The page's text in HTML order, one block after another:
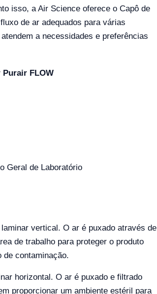
isso, a Air Science oferece o Capô de
de ar adequados para várias
a necessidades e preferências
Purair FLOW
Geral de Laboratório
vertical. O ar é puxado através de
de trabalho para proteger o produto
de contaminação.
horizontal. O ar é puxado e filtrado
proporcionar um ambiente estéril para